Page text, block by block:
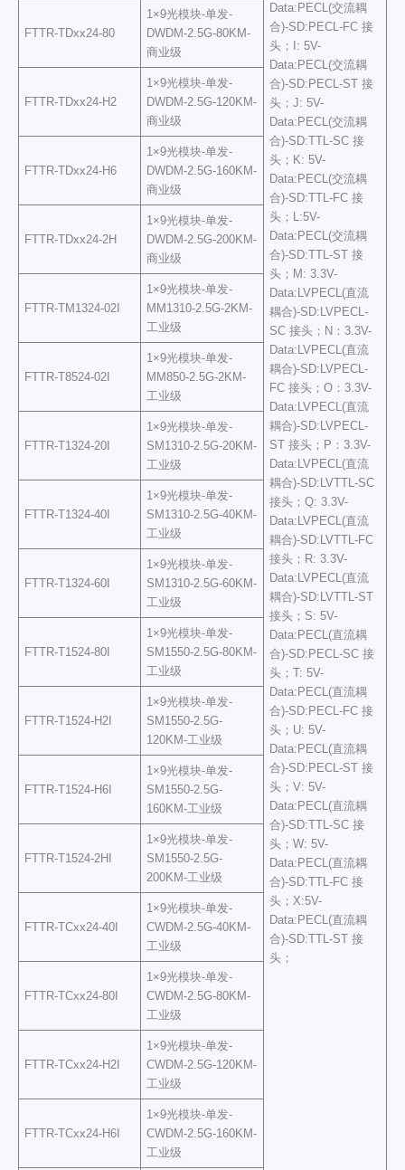
Data:PECL(交流耦
合)-SD:PECL-FC 接
头；I: 5V-
Data:PECL(交流耦
合)-SD:PECL-ST 接
头；J: 5V-
Data:PECL(交流耦
合)-SD:TTL-SC 接
头；K: 5V-
Data:PECL(交流耦
合)-SD:TTL-FC 接
头；L:5V-
Data:PECL(交流耦
合)-SD:TTL-ST 接
头；M: 3.3V-
Data:LVPECL(直流
耦合)-SD:LVPECL-
SC 接头；N：3.3V-
Data:LVPECL(直流
耦合)-SD:LVPECL-
FC 接头；O：3.3V-
Data:LVPECL(直流
耦合)-SD:LVPECL-
ST 接头；P：3.3V-
Data:LVPECL(直流
耦合)-SD:LVTTL-SC
接头；Q: 3.3V-
Data:LVPECL(直流
耦合)-SD:LVTTL-FC
接头；R: 3.3V-
Data:LVPECL(直流
耦合)-SD:LVTTL-ST
接头；S: 5V-
Data:PECL(直流耦
合)-SD:PECL-SC 接
头；T: 5V-
Data:PECL(直流耦
合)-SD:PECL-FC 接
头；U: 5V-
Data:PECL(直流耦
合)-SD:PECL-ST 接
头；V: 5V-
Data:PECL(直流耦
合)-SD:TTL-SC 接
头；W: 5V-
Data:PECL(直流耦
合)-SD:TTL-FC 接
头；X:5V-
Data:PECL(直流耦
合)-SD:TTL-ST 接
头；
FTTR-TDxx24-80
1×9光模块-单发-
DWDM-2.5G-80KM-
商业级
FTTR-TDxx24-H2
1×9光模块-单发-
DWDM-2.5G-120KM-
商业级
FTTR-TDxx24-H6
1×9光模块-单发-
DWDM-2.5G-160KM-
商业级
FTTR-TDxx24-2H
1×9光模块-单发-
DWDM-2.5G-200KM-
商业级
FTTR-TM1324-02I
1×9光模块-单发-
MM1310-2.5G-2KM-
工业级
FTTR-T8524-02I
1×9光模块-单发-
MM850-2.5G-2KM-
工业级
FTTR-T1324-20I
1×9光模块-单发-
SM1310-2.5G-20KM-
工业级
FTTR-T1324-40I
1×9光模块-单发-
SM1310-2.5G-40KM-
工业级
FTTR-T1324-60I
1×9光模块-单发-
SM1310-2.5G-60KM-
工业级
FTTR-T1524-80I
1×9光模块-单发-
SM1550-2.5G-80KM-
工业级
FTTR-T1524-H2I
1×9光模块-单发-
SM1550-2.5G-
120KM-工业级
FTTR-T1524-H6I
1×9光模块-单发-
SM1550-2.5G-
160KM-工业级
FTTR-T1524-2HI
1×9光模块-单发-
SM1550-2.5G-
200KM-工业级
FTTR-TCxx24-40I
1×9光模块-单发-
CWDM-2.5G-40KM-
工业级
FTTR-TCxx24-80I
1×9光模块-单发-
CWDM-2.5G-80KM-
工业级
FTTR-TCxx24-H2I
1×9光模块-单发-
CWDM-2.5G-120KM-
工业级
FTTR-TCxx24-H6I
1×9光模块-单发-
CWDM-2.5G-160KM-
工业级